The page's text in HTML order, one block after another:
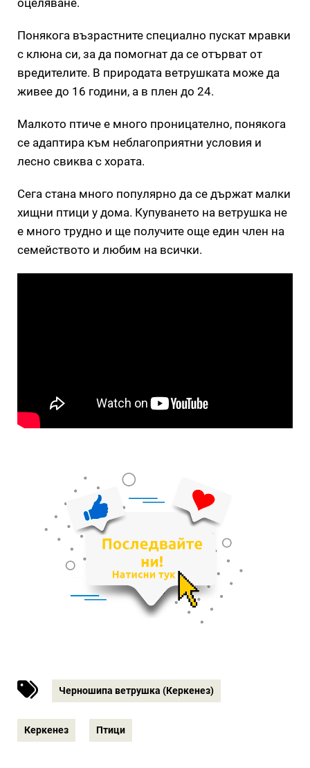
Понякога възрастните специално пускат мравки
с клюна си, за да помогнат да се отърват от
вредителите. В природата ветрушката може да
живее до 16 години, а в плен до 24.
Малкото птиче е много проницателно, понякога
се адаптира към неблагоприятни условия и
лесно свиква с хората.
Сега стана много популярно да се държат малки
хищни птици у дома. Купуването на ветрушка не
е много трудно и ще получите още един член на
семейството и любим на всички.
Черношипа ветрушка (Керкенез)
Керкенез Птици